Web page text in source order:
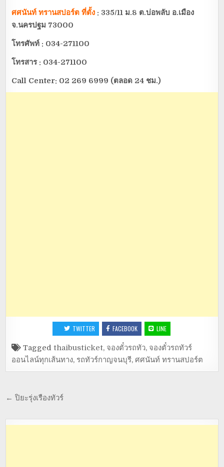
ศศนันท์ ทรานสปอร์ต ที่ตั้ง : 335/11 ม.8 ต.บ่อพลับ อ.เมือง
จ.นครปฐม 73000
โทรศัพท์ : 034-271100
โทรสาร : 034-271100
Call Center: 02 269 6999 (ตลอด 24 ชม.)
TWITTER FACEBOOK LINE
Taggedthaibusticket, จองตั๋วรถทัว, จองตั๋วรถทัวร์
ออนไลน์ทุกเส้นทาง, รถทัวร์กาญจนบุรี,ศศนันท์ ทรานสปอร์ต
← ปิยะรุ่งเรืองทัวร์